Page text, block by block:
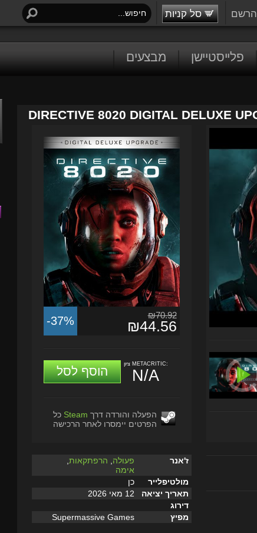
הרשם סל קניות
מבצעים פלייסטיישן
DIRECTIVE 8020 DIGITAL DELUXE
-37% ₪70.92
₪44.56
הוסף לסל
ציון METACRITIC:
N/A
הפעלה והורדה דרך Steam כל
הפרטים יימסרו לאחר הרכישה
ז'אנר פעולה הרפתקאות,
אימה
מולטיפלייר
כן
תאריך יציאה
12 מאי 2026
דירוג
מפיץ
Supermassive Games